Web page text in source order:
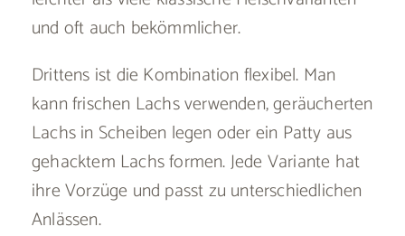
und oft auch bekömmlicher.
Drittens ist die Kombination flexibel. Man
kann frischen Lachs verwenden, geräucherten
Lachs in Scheiben legen oder ein Patty aus
gehacktem Lachs formen. Jede Variante hat
ihre Vorzüge und passt zu unterschiedlichen
Anlässen.